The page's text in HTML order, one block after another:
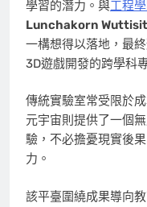
學習的潛力。與工程
Lunchakorn
一構想得以落地，最
3D遊戲開發的跨學科
傳統實驗室常受限於
元宇宙則提供了一個
驗，不必擔憂現實後
力。
該平臺圍繞成果導向